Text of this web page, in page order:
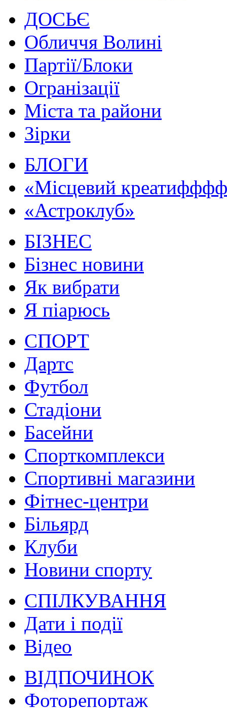
ДОСЬЄ
Обличчя Волині
Партії/Блоки
Огранізації
Міста та райони
Зірки
БЛОГИ
«Місцевий
«Астроклуб»
БІЗНЕС
Бізнес новини
Як вибрати
Я піарюсь
СПОРТ
Дартс
Футбол
Стадіони
Басейни
Спорткомплекси
Спортивні магазини
Фітнес-центри
Більярд
Клуби
Новини спорту
СПІЛКУВАННЯ
Дати і події
Відео
ВІДПОЧИНОК
Фоторепортаж